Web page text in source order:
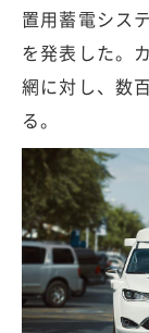
置用蓄電シス
を発表した。
網に対し、数
る。